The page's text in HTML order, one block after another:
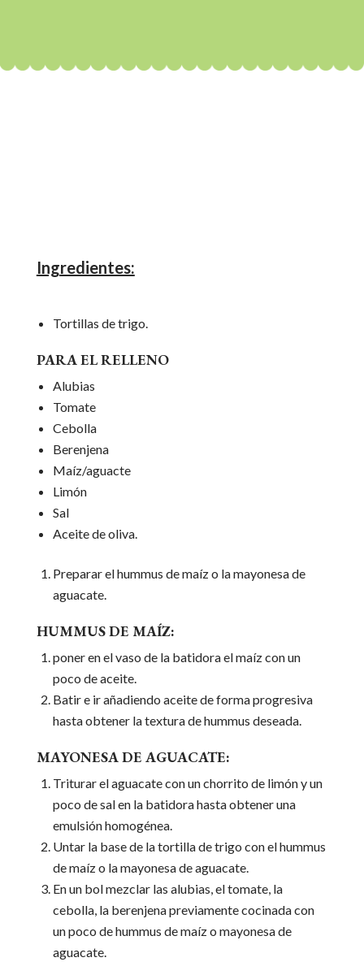
Ingredientes:
Tortillas de trigo.
PARA EL RELLENO
Alubias
Tomate
Cebolla
Berenjena
Maíz/aguacte
Limón
Sal
Aceite de oliva.
Preparar el hummus de maíz o la mayonesa de
aguacate.
HUMMUS DE MAÍZ:
poner en el vaso de la batidora el maíz con un
poco de aceite.
Batir e ir añadiendo aceite de forma progresiva
hasta obtener la textura de hummus deseada.
MAYONESA DE AGUACATE:
Triturar el aguacate con un chorrito de limón y un
poco de sal en la batidora hasta obtener una
emulsión homogénea.
Untar la base de la tortilla de trigo con el hummus
de maíz o la mayonesa de aguacate.
En un bol mezclar las alubias, el tomate, la
cebolla, la berenjena previamente cocinada con
un poco de hummus de maíz o mayonesa de
aguacate.